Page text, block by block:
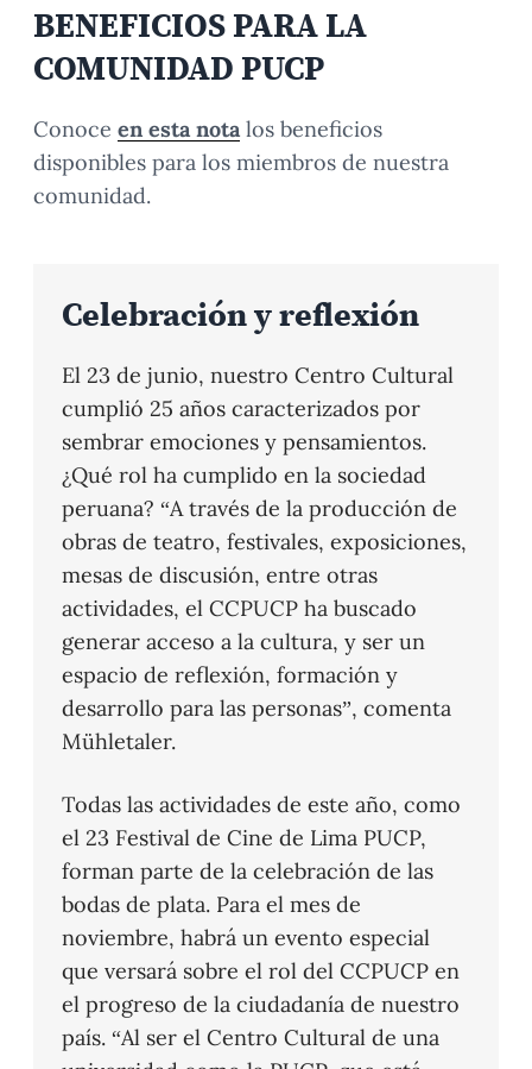
BENEFICIOS PARA LA
COMUNIDAD PUCP
Conoce en esta nota los beneficios
disponibles para los miembros de nuestra
comunidad.
Celebración y reflexión
El 23 de junio, nuestro Centro Cultural
cumplió 25 años caracterizados por
sembrar emociones y pensamientos.
¿Qué rol ha cumplido en la sociedad
peruana? “A través de la producción de
obras de teatro, festivales, exposiciones,
mesas de discusión, entre otras
actividades, el CCPUCP ha buscado
generar acceso a la cultura, y ser un
espacio de reflexión, formación y
desarrollo para las personas”, comenta
Mühletaler.
Todas las actividades de este año, como
el 23 Festival de Cine de Lima PUCP,
forman parte de la celebración de las
bodas de plata. Para el mes de
noviembre, habrá un evento especial
que versará sobre el rol del CCPUCP en
el progreso de la ciudadanía de nuestro
país. “Al ser el Centro Cultural de una